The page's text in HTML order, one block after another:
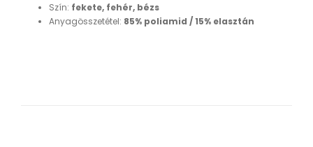
Szín: fekete, fehér, bézs
Anyagösszetétel: 85% poliamid / 15% elasztán